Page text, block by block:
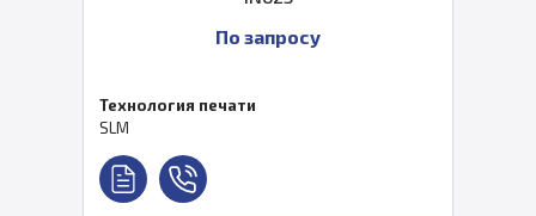
По запросу
Технология печати
SLM